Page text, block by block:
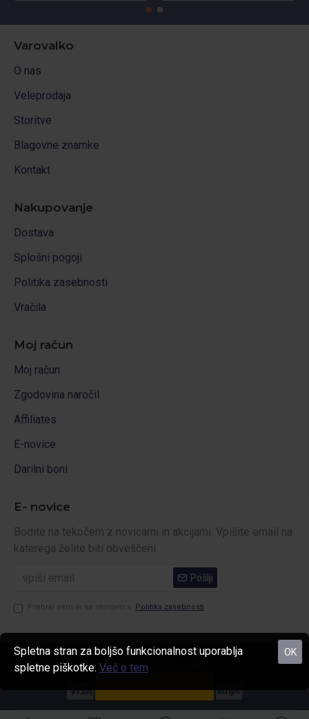
Varovalko
O nas
Veleprodaja
Storitve
Blagovne znamke
Kontakt
Nakupovanje
Dostava
Splošni pogoji
Politika zasebnosti
Vračila
Moj račun
Moj račun
Zgodovina naročil
Affiliates
E-novice
Darilni boni
E- novice
Bodite na tekočem z novicami in akcijami. Vpišite email na
katerega želite biti obveščeni.
Pošlji
Prebral sem in se strinjam s Politika zasebnosti
Vse pravice pridržane © 2020 Varovalko
OK
Spletna stran za boljšo funkcionalnost uporablja
spletne piškotke. Več o tem